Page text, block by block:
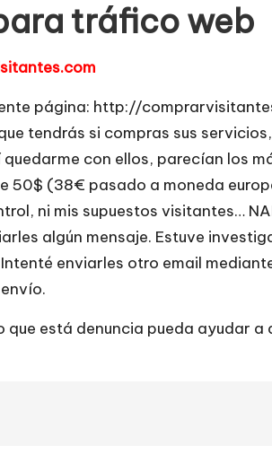
tráfico web
página: http://
tendrás si compras sus
con ellos, parecían los
50$ (38€ pasado a moneda
ni mis supuestos visitantes…
algún mensaje. Estuve
enviarles otro email
está denuncia pueda ayudar a